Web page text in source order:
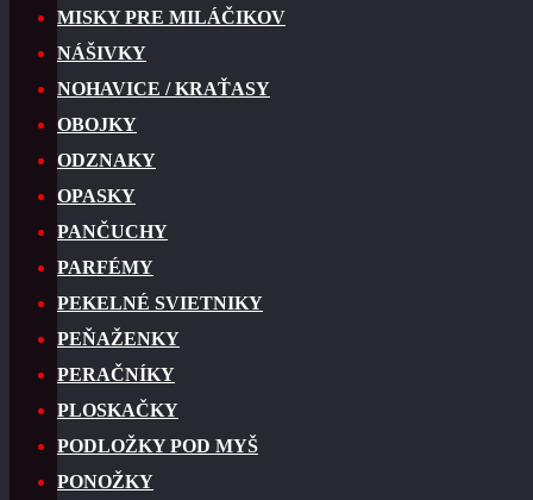
MISKY PRE MILÁČIKOV
NÁŠIVKY
NOHAVICE / KRAŤASY
OBOJKY
ODZNAKY
OPASKY
PANČUCHY
PARFÉMY
PEKELNÉ SVIETNIKY
PEŇAŽENKY
PERAČNÍKY
PLOSKAČKY
PODLOŽKY POD MYŠ
PONOŽKY